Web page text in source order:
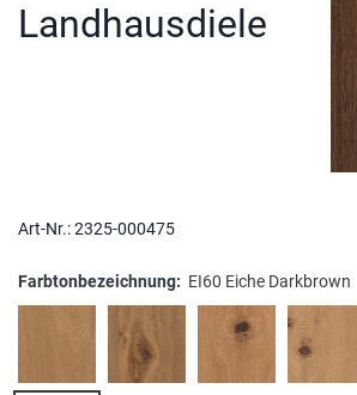
Landhausdiele
Art-Nr.:2325-000475
Farbtonbezeichnung: EI60 Eiche Darkbrown